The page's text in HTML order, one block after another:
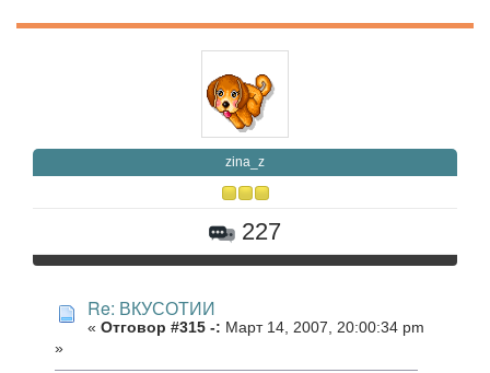
zina_z
227
Re: ВКУСОТИИ
« Отговор #315 -: Март 14, 2007, 20:00:34 pm
»